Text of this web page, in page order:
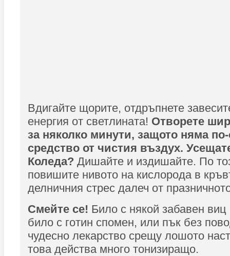
Вдигайте щорите, отдръпнете
енергия от светлината! Отворете
за няколко минути, защото няма
средство от чистия въздух.
Коледа? Дишайте и издишайте. По
повишите нивото на кислорода в
делничния стрес далеч от
Смейте се! Било с някой забавен
било с готин спомен, или пък без
чудесно лекарство срещу лошото
това действа много тонизиращо.